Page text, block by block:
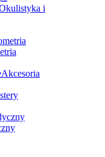
i
Akcesoria